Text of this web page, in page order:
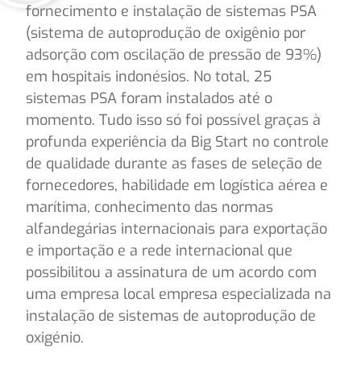
fornecimento e instalação de sistemas PSA
(sistema de autoprodução de oxigênio por
adsorção com oscilação de pressão de 93%)
em hospitais indonésios. No total, 25
sistemas PSA foram instalados até o
momento. Tudo isso só foi possível graças à
profunda experiência da Big Start no controle
de qualidade durante as fases de seleção de
fornecedores, habilidade em logística aérea e
marítima, conhecimento das normas
alfandegárias internacionais para exportação
e importação e a rede internacional que
possibilitou a assinatura de um acordo com
uma empresa local empresa especializada na
instalação de sistemas de autoprodução de
oxigénio.